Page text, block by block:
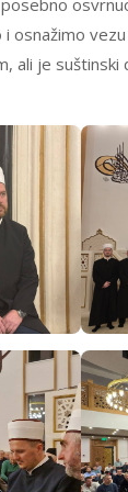
osnažimo
ali je